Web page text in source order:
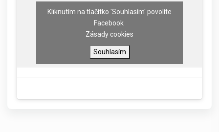
Kliknutím na tlačítko 'Souhlasím' povolíte
Facebook
Zásady cookies
Souhlasím